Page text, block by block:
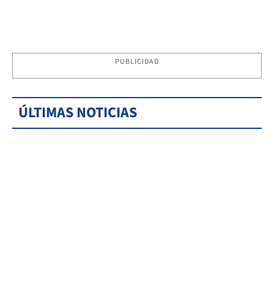
PUBLICIDAD
ÚLTIMAS NOTICIAS